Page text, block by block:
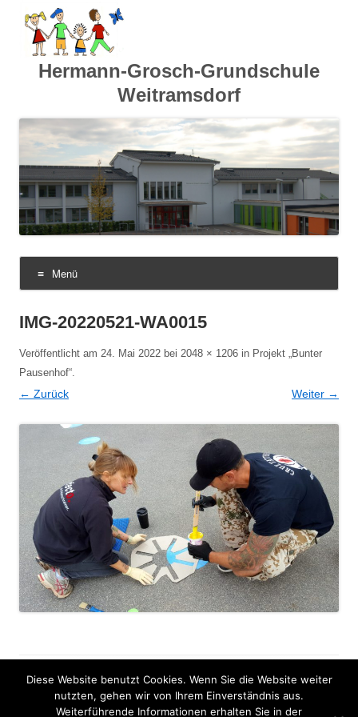
Hermann-Grosch-Grundschule
Weitramsdorf
Menü
springen
IMG-20220521-WA0015
Veröffentlicht am 24. Mai 2022 bei 2048 × 1206 in Projekt „Bunter
Pausenhof“
← Zurück Weiter →
Impressum
Diese Website benutzt Cookies. Wenn Sie die Website weiter
nutzten, gehen wir von Ihrem Einverständnis aus.
Weiterführende Informationen erhalten Sie in der